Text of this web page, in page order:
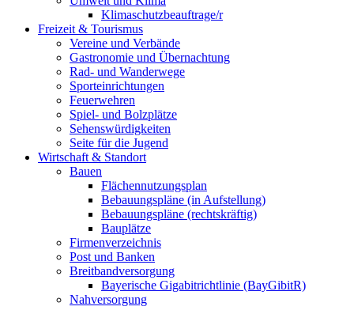
Klimaschutzbeauftrage/r
Freizeit & Tourismus
Vereine und Verbände
Gastronomie und Übernachtung
Rad- und Wanderwege
Sporteinrichtungen
Feuerwehren
Spiel- und Bolzplätze
Sehenswürdigkeiten
Seite für die Jugend
Wirtschaft & Standort
Bauen
Flächennutzungsplan
Bebauungspläne (in Aufstellung)
Bebauungspläne (rechtskräftig)
Bauplätze
Firmenverzeichnis
Post und Banken
Breitbandversorgung
Bayerische Gigabitrichtlinie (BayGibitR)
Nahversorgung